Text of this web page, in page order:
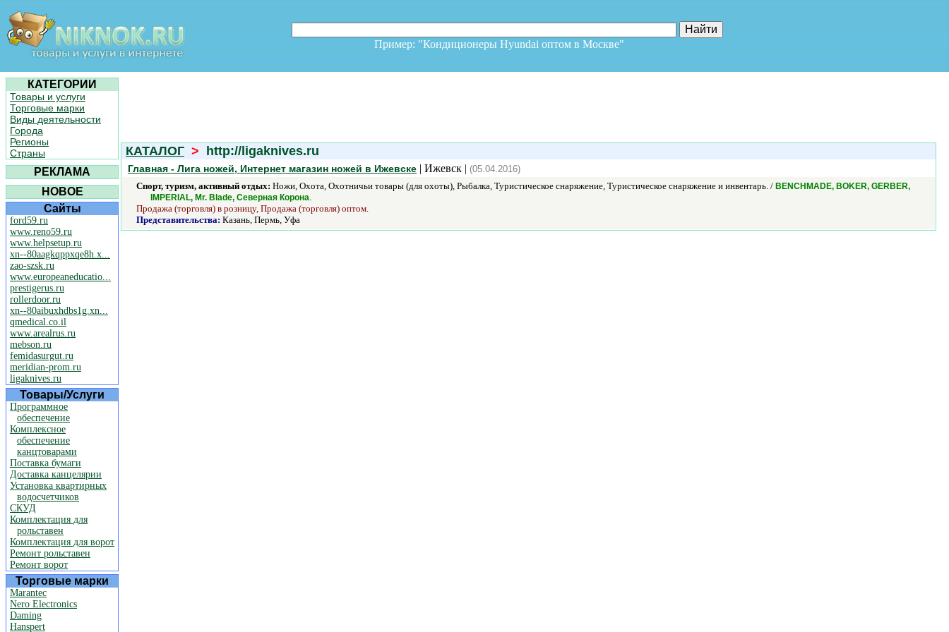
Пример: "Кондиционеры Hyundai оптом в Москве"
КАТЕГОРИИ
Товары и услуги
Торговые марки
Виды деятельности
Города
Регионы
Страны
РЕКЛАМА
НОВОЕ
Сайты
ford59.ru
www.reno59.ru
www.helpsetup.ru
xn--80aagkqppxqe8h.x...
zao-szsk.ru
www.europeaneducatio...
prestigerus.ru
rollerdoor.ru
xn--80aibuxhdbs1g.xn...
qmedical.co.il
www.arealrus.ru
mebson.ru
femidasurgut.ru
meridian-prom.ru
ligaknives.ru
Товары/Услуги
Программное
обеспечение
Комплексное
обеспечение
канцтоварами
Поставка бумаги
Доставка канцелярии
Установка квартирных
водосчетчиков
СКУД
Комплектация для
рольставен
Комплектация для ворот
Ремонт рольставен
Ремонт ворот
Торговые марки
Marantec
Nero Electronics
Daming
Hanspert
КАТАЛОГ > http://ligaknives.ru
Главная - Лига ножей, Интернет магазин ножей в Ижевске | Ижевск | (05.04.2016)
Спорт, туризм, активный отдых: Ножи, Охота, Охотничьи товары (для охоты), Рыбалка, Туристическое снаряжение, Туристическое снаряжение и инвентарь. / BENCHMADE, BOKER, GERBER,
IMPERIAL, Mr. Blade, Северная Корона.
Продажа (торговля) в розницу, Продажа (торговля) оптом.
Представительства: Казань, Пермь, Уфа